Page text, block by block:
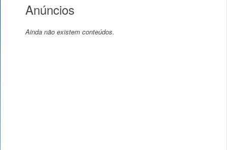
Anúncios
Ainda não existem conteúdos.